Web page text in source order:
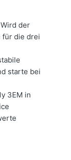
der
für die drei
starte bei
3EM in